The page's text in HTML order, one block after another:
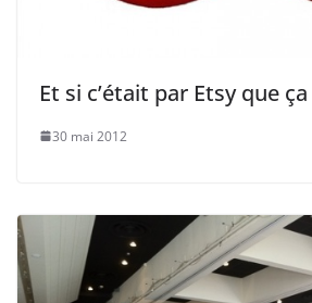
Et si c’était par Etsy que
30 mai 2012